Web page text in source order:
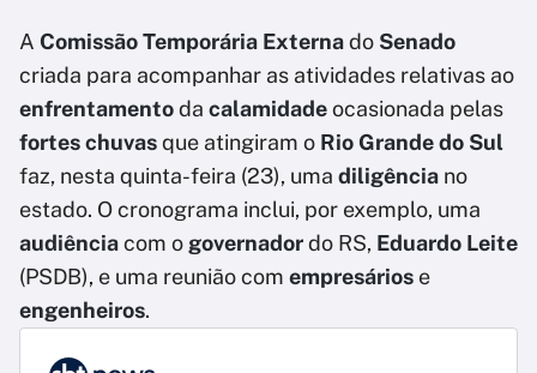
A Comissão Temporária Externado Senado
criada para acompanhar as atividades relativas ao
enfrentamentoda calamidadeocasionada pelas
fortes chuvasque atingiram o Rio Grande do Sul
faz, nesta quinta-feira (23), uma diligência no
estado. O cronograma inclui, por exemplo, uma
audiênciacom o governadordo RS, Eduardo Leite
(PSDB), e uma reunião com empresários e
engenheiros.